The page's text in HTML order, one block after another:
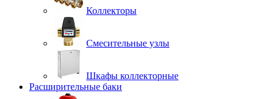
Коллекторы
Смесительные узлы
Шкафы коллекторные
Расширительные баки